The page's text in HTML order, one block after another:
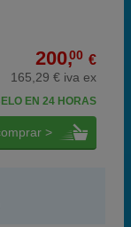
200,00 €
165,29 € iva ex
EN 24 HORAS
>